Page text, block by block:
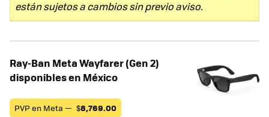
están sujetos a cambios sin previo aviso.
Ray-Ban Meta Wayfarer (Gen 2)
disponibles en México
PVP en Meta — $8,769.00